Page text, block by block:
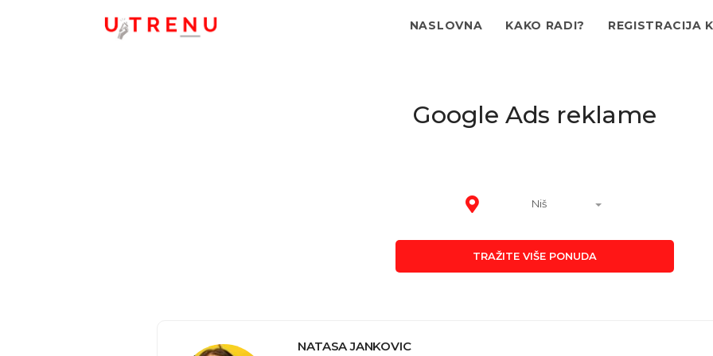
NASLOVNA KAKO RADI? REGISTRACIJA
Google Ads reklame
Niš
TRAŽITE VIŠE PONUDA
NATASA JANKOVIC